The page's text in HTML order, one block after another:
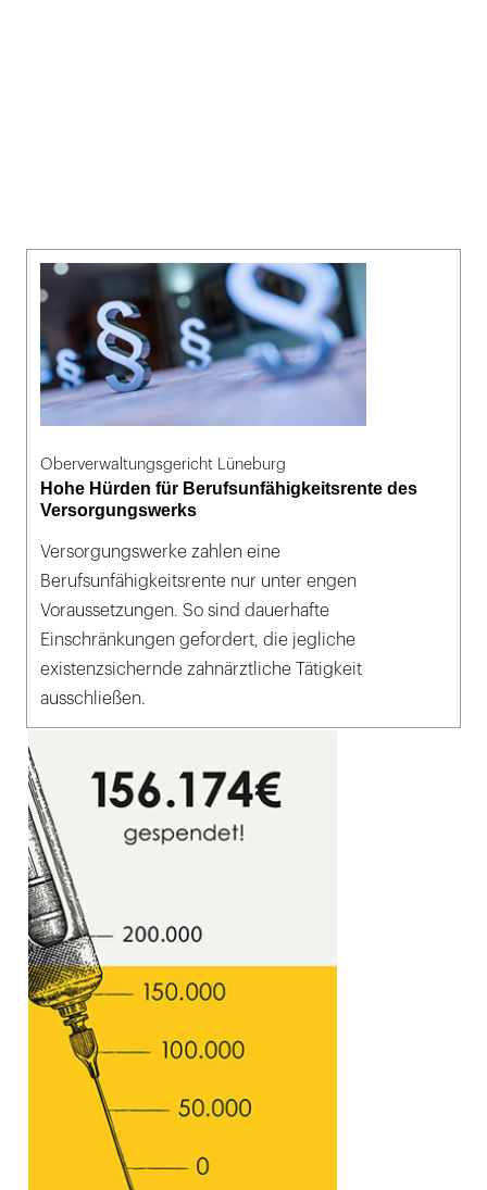
Oberverwaltungsgericht Lüneburg
Hohe Hürden für Berufsunfähigkeitsrente des
Versorgungswerks
Versorgungswerke zahlen eine
Berufsunfähigkeitsrente nur unter engen
Voraussetzungen. So sind dauerhafte
Einschränkungen gefordert, die jegliche
existenzsichernde zahnärztliche Tätigkeit
ausschließen.